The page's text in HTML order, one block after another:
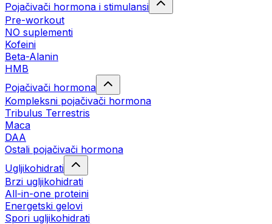
Pojačivači hormona i stimulansi
Pre-workout
NO suplementi
Kofeini
Beta-Alanin
HMB
Pojačivači hormona
Kompleksni pojačivači hormona
Tribulus Terrestris
Maca
DAA
Ostali pojačivači hormona
Ugljikohidrati
Brzi ugljikohidrati
All-in-one proteini
Energetski gelovi
Spori ugljikohidrati